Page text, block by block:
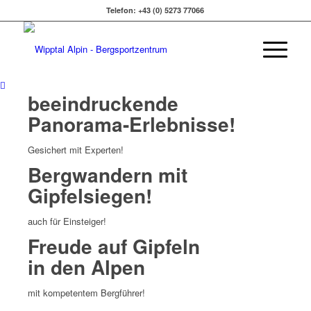
Telefon: +43 (0) 5273 77066
beeindruckende
Panorama-Erlebnisse!
Gesichert mit Experten!
Bergwandern mit
Gipfelsiegen!
auch für Einsteiger!
Freude auf Gipfeln
in den Alpen
mit kompetentem Bergführer!